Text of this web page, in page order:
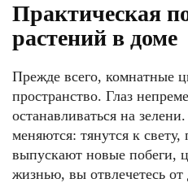
Практическая
растений в доме
Прежде всего, комнатные
пространство. Глаз
останавливаться на
меняются: тянутся к
выпускают новые побеги,
жизнью, вы отвлечетесь